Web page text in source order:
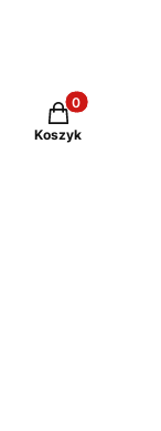
Produkty w
Koszyk